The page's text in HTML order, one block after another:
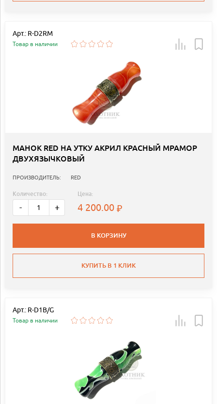
Арт.: R-D2RM
Товар в наличии
МАНОК RED НА УТКУ АКРИЛ КРАСНЫЙ МРАМОР
ДВУХЯЗЫЧКОВЫЙ
ПРОИЗВОДИТЕЛЬ: RED
Количество:
- +
Цена:
4 200.00
В КОРЗИНУ
КУПИТЬ В 1 КЛИК
Арт.: R-D1B/G
Товар в наличии